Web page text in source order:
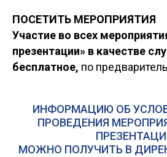
ПОСЕТИТЬ МЕРОПРИЯТИЯ
Участие во всех
презентации» в качестве
бесплатное, по
ИНФОРМАЦИЮ ОБ
ПРОВЕДЕНИЯ
МОЖНО ПОЛУЧИТЬ В